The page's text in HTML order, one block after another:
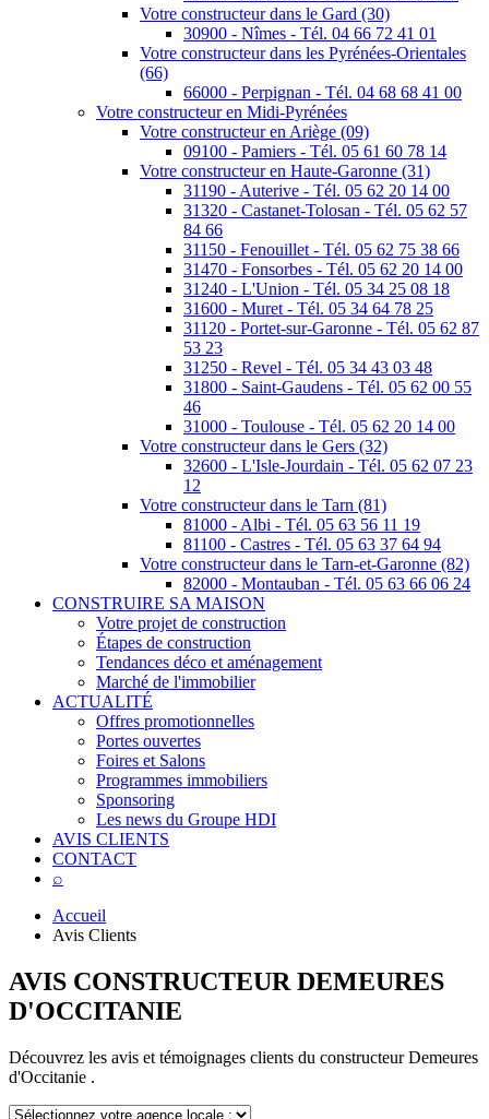
Votre constructeur dans le Gard (30)
30900 - Nîmes - Tél. 04 66 72 41 01
Votre constructeur dans les Pyrénées-Orientales
(66)
66000 - Perpignan - Tél. 04 68 68 41 00
Votre constructeur en Midi-Pyrénées
Votre constructeur en Ariège (09)
09100 - Pamiers - Tél. 05 61 60 78 14
Votre constructeur en Haute-Garonne (31)
31190 - Auterive - Tél. 05 62 20 14 00
31320 - Castanet-Tolosan - Tél. 05 62 57
84 66
31150 - Fenouillet - Tél. 05 62 75 38 66
31470 - Fonsorbes - Tél. 05 62 20 14 00
31240 - L'Union - Tél. 05 34 25 08 18
31600 - Muret - Tél. 05 34 64 78 25
31120 - Portet-sur-Garonne - Tél. 05 62 87
53 23
31250 - Revel - Tél. 05 34 43 03 48
31800 - Saint-Gaudens - Tél. 05 62 00 55
46
31000 - Toulouse - Tél. 05 62 20 14 00
Votre constructeur dans le Gers (32)
32600 - L'Isle-Jourdain - Tél. 05 62 07 23
12
Votre constructeur dans le Tarn (81)
81000 - Albi - Tél. 05 63 56 11 19
81100 - Castres - Tél. 05 63 37 64 94
Votre constructeur dans le Tarn-et-Garonne (82)
82000 - Montauban - Tél. 05 63 66 06 24
CONSTRUIRE SA MAISON
Votre projet de construction
Étapes de construction
Tendances déco et aménagement
Marché de l'immobilier
ACTUALITÉ
Offres promotionnelles
Portes ouvertes
Foires et Salons
Programmes immobiliers
Sponsoring
Les news du Groupe HDI
AVIS CLIENTS
CONTACT
⌕
Accueil
Avis Clients
AVIS CONSTRUCTEUR DEMEURES
D'OCCITANIE
Découvrez les avis et témoignages clients du constructeur Demeures
d'Occitanie .